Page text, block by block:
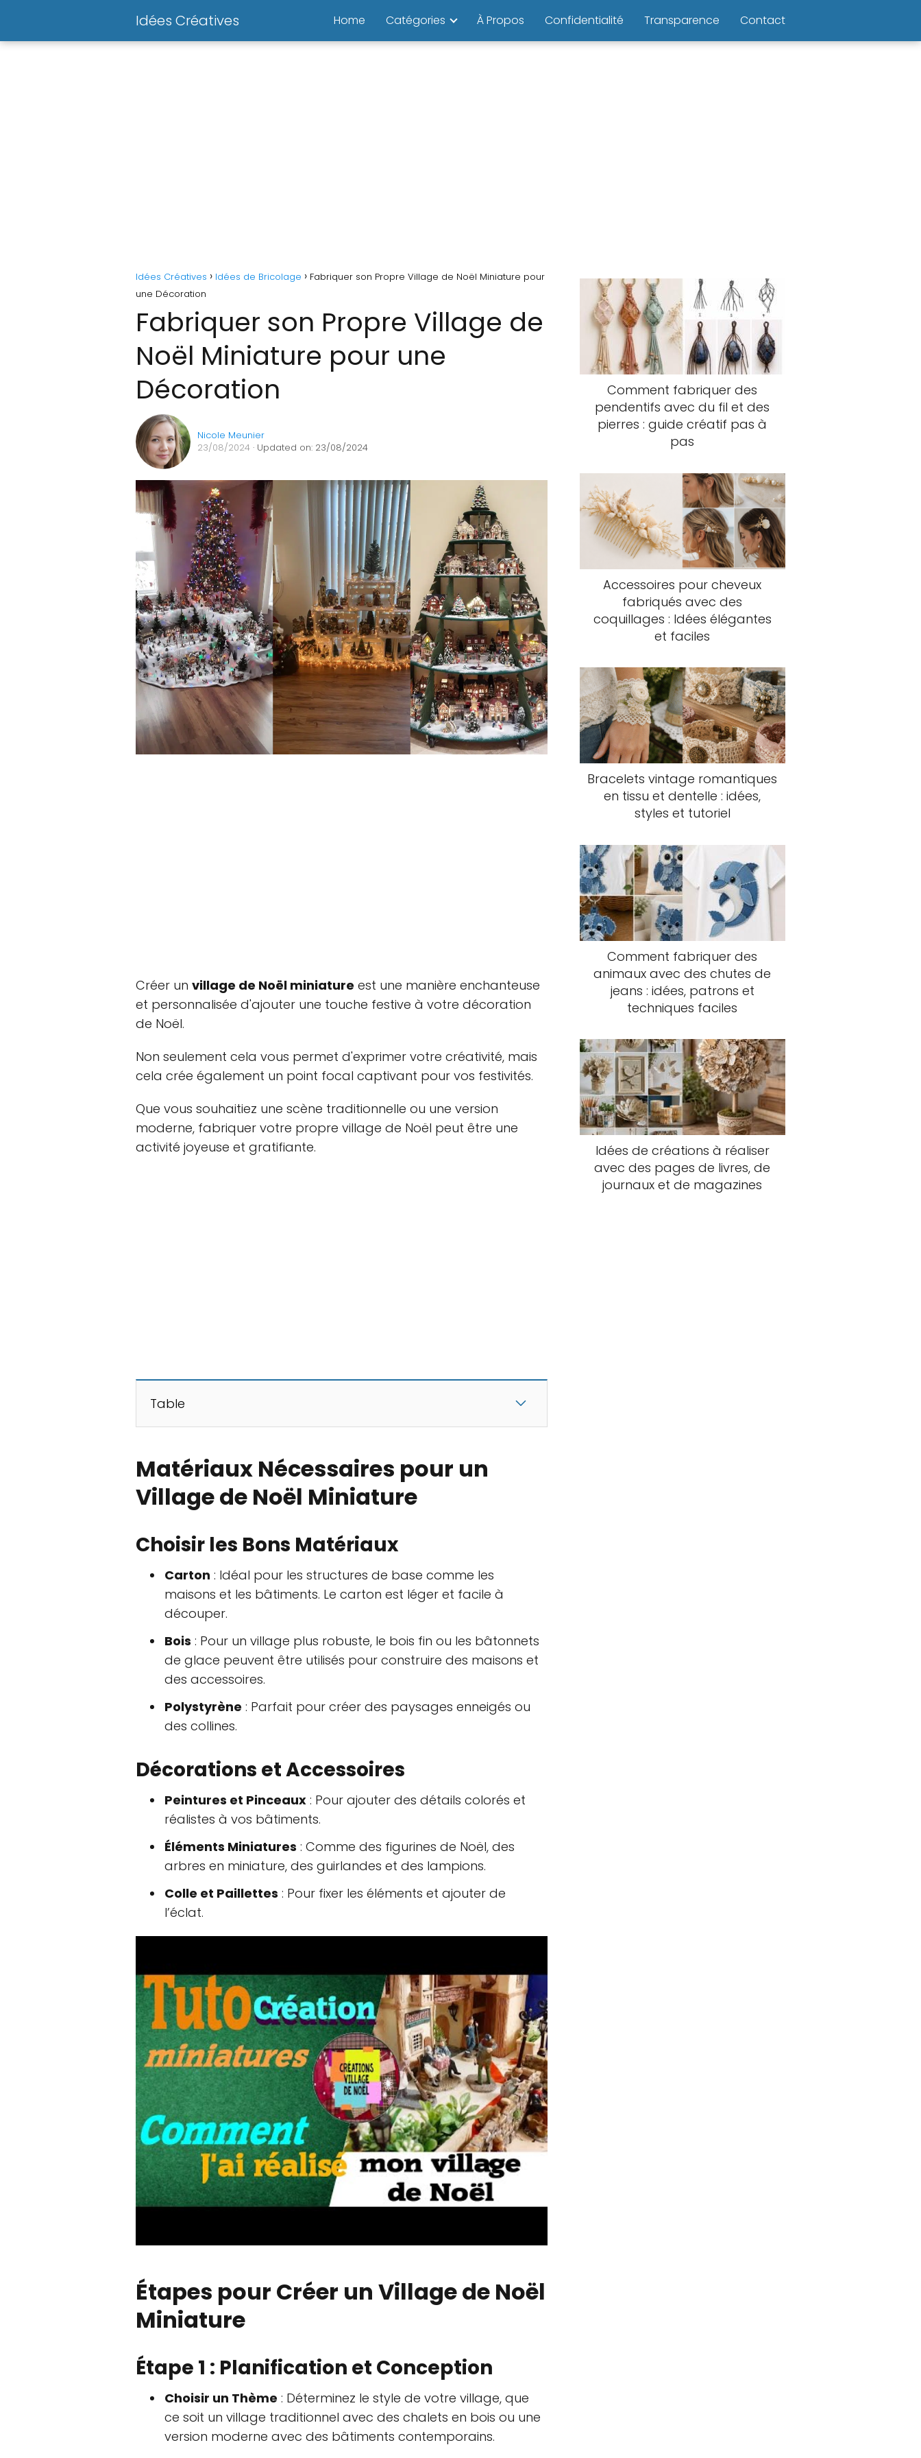
Idées Créatives Home Catégories À Propos Confidentialité Transparence Contact
Idées Créatives Idées de Bricolage
Fabriquer son Propre Village de Noël Miniature pour
une Décoration
Fabriquer son Propre Village de
Noël Miniature pour une
Décoration
Nicole Meunier
23/08/2024 · Updated on: 23/08/2024
Créer un village de Noël miniature est une manière enchanteuse
et personnalisée d'ajouter une touche festive à votre décoration
de Noël.
Non seulement cela vous permet d'exprimer votre créativité, mais
cela crée également un point focal captivant pour vos festivités.
Que vous souhaitiez une scène traditionnelle ou une version
moderne, fabriquer votre propre village de Noël peut être une
activité joyeuse et gratifiante.
Table
Matériaux Nécessaires pour un
Village de Noël Miniature
Choisir les Bons Matériaux
Carton : Idéal pour les structures de base comme les
maisons et les bâtiments. Le carton est léger et facile à
découper.
Bois : Pour un village plus robuste, le bois fin ou les bâtonnets
de glace peuvent être utilisés pour construire des maisons et
des accessoires.
Polystyrène : Parfait pour créer des paysages enneigés ou
des collines.
Décorations et Accessoires
Peintures et Pinceaux : Pour ajouter des détails colorés et
réalistes à vos bâtiments.
Éléments Miniatures : Comme des figurines de Noël, des
arbres en miniature, des guirlandes et des lampions.
Colle et Paillettes : Pour fixer les éléments et ajouter de
l’éclat.
Étapes pour Créer un Village de Noël
Miniature
Étape 1 : Planification et Conception
Choisir un Thème : Déterminez le style de votre village, que
ce soit un village traditionnel avec des chalets en bois ou une
version moderne avec des bâtiments contemporains.
Comment fabriquer des
pendentifs avec du fil et des
pierres : guide créatif pas à
pas
Accessoires pour cheveux
fabriqués avec des
coquillages : Idées élégantes
et faciles
Bracelets vintage romantiques
en tissu et dentelle : idées,
styles et tutoriel
Comment fabriquer des
animaux avec des chutes de
jeans : idées, patrons et
techniques faciles
Idées de créations à réaliser
avec des pages de livres, de
journaux et de magazines